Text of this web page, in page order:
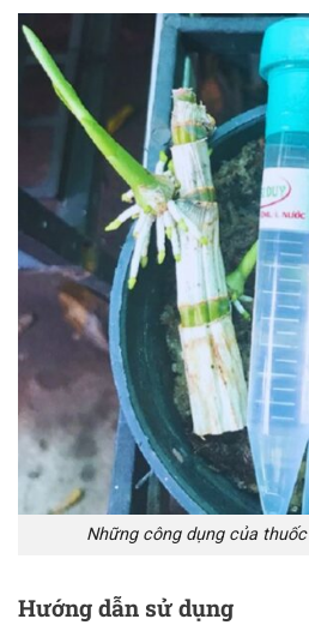
Những công dụng của
Hướng dẫn sử dụng